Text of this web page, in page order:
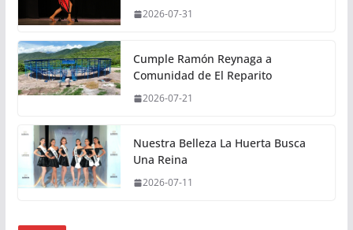
2026-07-31
Cumple Ramón Reynaga a
Comunidad de El Reparito
2026-07-21
Nuestra Belleza La Huerta Busca
Una Reina
2026-07-11